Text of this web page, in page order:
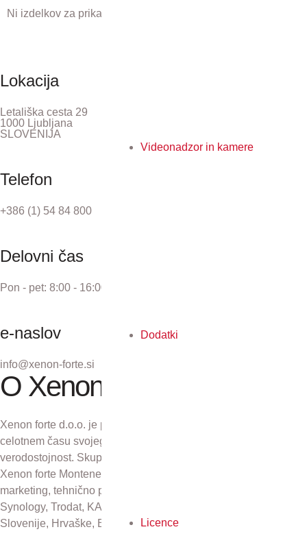
Videonadzor in kamere
Dodatki
Licence
Ni izdelkov za prikaz.
Lokacija
Letališka cesta 29
1000 Ljubljana
SLOVENIJA
Telefon
+386 (1) 54 84 800
Delovni čas
Pon - pet: 8:00 - 16:00
e-naslov
info@xenon-forte.si
O Xenon forte
Xenon forte d.o.o. je podjetje z več kot 30-letno tradicijo. V
celotnem času svojega obstoja se zavzema za odličnost in
verodostojnost. Skupaj s podjetji Xenon forte Zagreb d.o.o.,
Xenon forte Montenegro in Xenon forte d.o.o., Sarajevo skrbi za
marketing, tehnično podporo in distribucijo izdelkov Kyocera,
Synology, Trodat, KAI, Plustek in CZUR na področju Republike
Slovenije, Hrvaške, Bosne in Hercegovine ter Črne gore.